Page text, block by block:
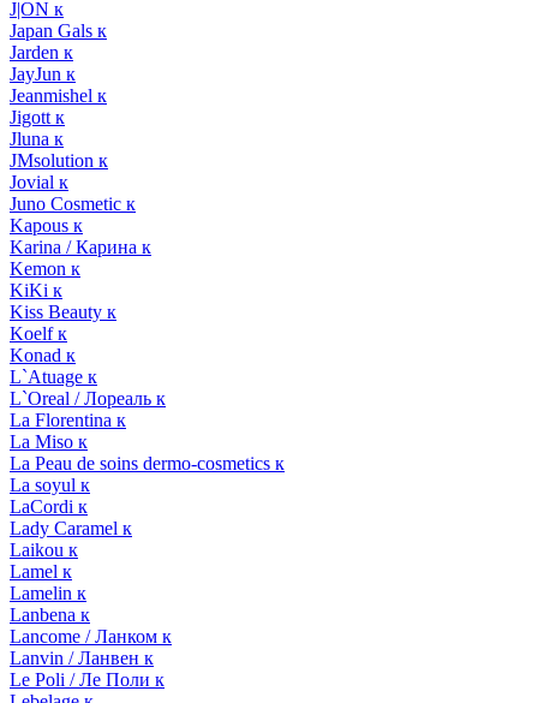
J|ON к
Japan Gals к
Jarden к
JayJun к
Jeanmishel к
Jigott к
Jluna к
JMsolution к
Jovial к
Juno Cosmetic к
Kapous к
Karina / Карина к
Kemon к
KiKi к
Kiss Beauty к
Koelf к
Konad к
L`Atuage к
L`Oreal / Лореаль к
La Florentina к
La Miso к
La Peau de soins dermo-cosmetics к
La soyul к
LaCordi к
Lady Caramel к
Laikou к
Lamel к
Lamelin к
Lanbena к
Lancome / Ланком к
Lanvin / Ланвен к
Le Poli / Ле Поли к